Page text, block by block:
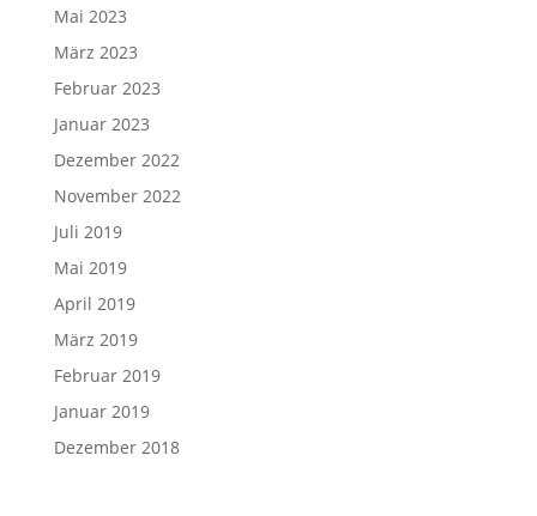
Mai 2023
März 2023
Februar 2023
Januar 2023
Dezember 2022
November 2022
Juli 2019
Mai 2019
April 2019
März 2019
Februar 2019
Januar 2019
Dezember 2018